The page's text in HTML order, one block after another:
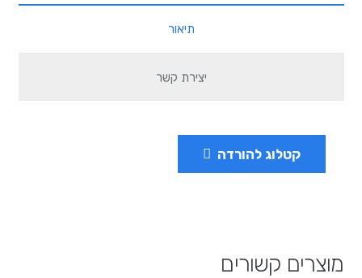
תיאור
יצירת קשר
קטלוג להורדה
מוצרים קשורים